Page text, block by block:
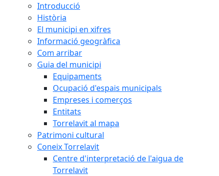
Introducció
Història
El municipi en xifres
Informació geogràfica
Com arribar
Guia del municipi
Equipaments
Ocupació d'espais municipals
Empreses i comerços
Entitats
Torrelavit al mapa
Patrimoni cultural
Coneix Torrelavit
Centre d'interpretació de l'aigua de
Torrelavit